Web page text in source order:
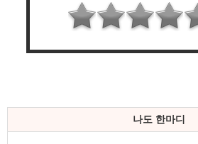
나도 한마디